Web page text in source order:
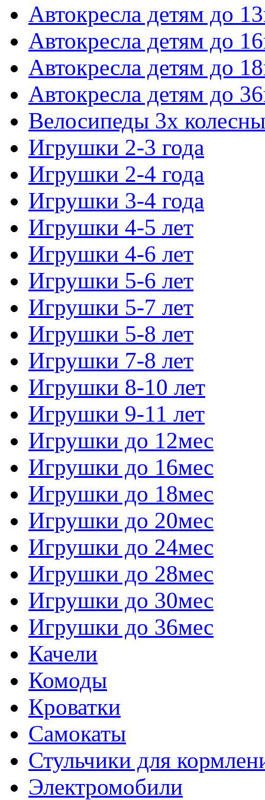
Автокресла детям до
Автокресла детям до
Автокресла детям до
Автокресла детям до
Велосипеды 3х
Игрушки 2-3 года
Игрушки 2-4 года
Игрушки 3-4 года
Игрушки 4-5 лет
Игрушки 4-6 лет
Игрушки 5-6 лет
Игрушки 5-7 лет
Игрушки 5-8 лет
Игрушки 7-8 лет
Игрушки 8-10 лет
Игрушки 9-11 лет
Игрушки до 12мес
Игрушки до 16мес
Игрушки до 18мес
Игрушки до 20мес
Игрушки до 24мес
Игрушки до 28мес
Игрушки до 30мес
Игрушки до 36мес
Качели
Комоды
Кроватки
Самокаты
Стульчики для
Электромобили